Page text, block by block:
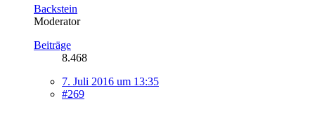
Backstein
Moderator
Beiträge
8.468
7. Juli 2016 um 13:35
#269